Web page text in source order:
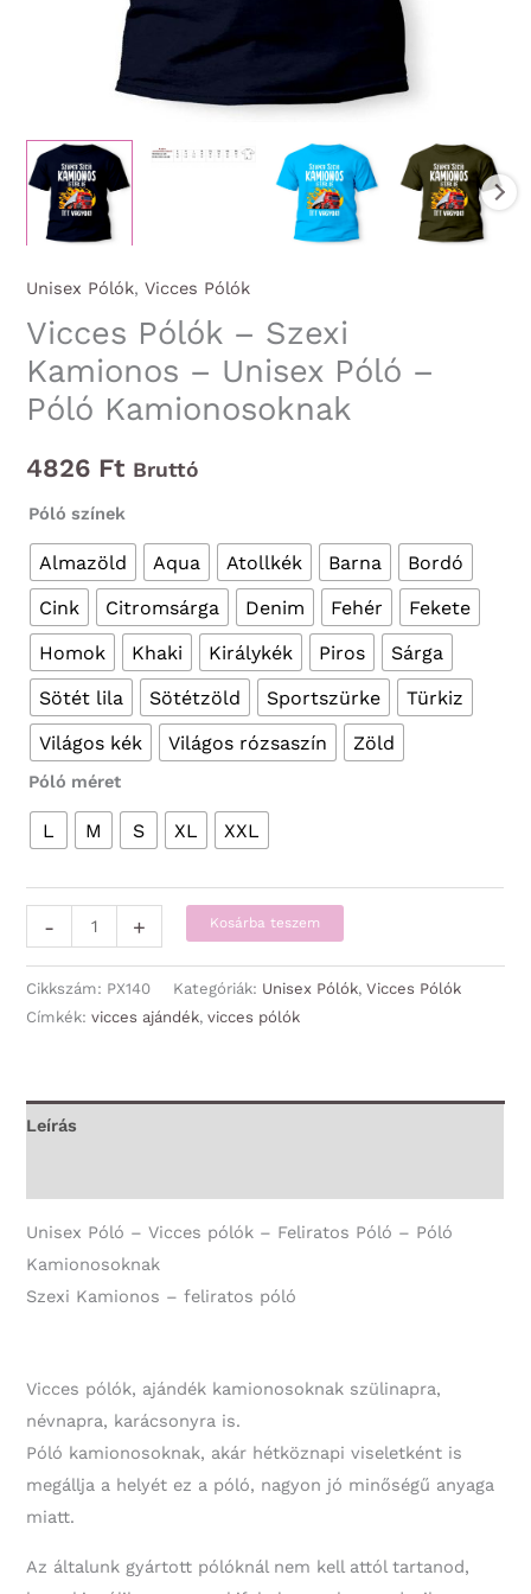
Unisex Pólók,Vicces Pólók
Vicces Pólók – Szexi
Kamionos – Unisex Póló –
Póló Kamionosoknak
4826 Ft Bruttó
Póló színek
Almazöld Aqua Atollkék Barna
Bordó
Cink
Citromsárga Denim Fehér
Fekete
Homok
Khaki Királykék Piros
Sárga
Sötét lila
Sötétzöld Sportszürke
Türkiz
Világos kék
Világos rózsaszín Zöld
Póló méret
L M S XL XXL
-
Pólók
-
Szexi
Kamionosoknak
mennyiség
+ Kosárba teszem
Cikkszám: PX140 Kategóriák: Unisex Pólók,Vicces Pólók
Címkék:vicces ajándék,vicces pólók
Leírás
Unisex Póló – Vicces pólók – Feliratos Póló – Póló
Kamionosoknak
Szexi Kamionos – feliratos póló
Vicces pólók, ajándék kamionosoknak szülinapra,
névnapra, karácsonyra is.
Póló kamionosoknak, akár hétköznapi viseletként is
megállja a helyét ez a póló, nagyon jó minőségű anyaga
miatt.
Az általunk gyártott pólóknál nem kell attól tartanod,